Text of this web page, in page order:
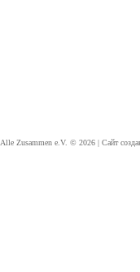
Alle Zusammen e.V. © 2026 | Сайт